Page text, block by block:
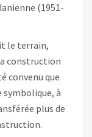
(1951-
le terrain,
construction
convenu que
symbolique, à
plus de